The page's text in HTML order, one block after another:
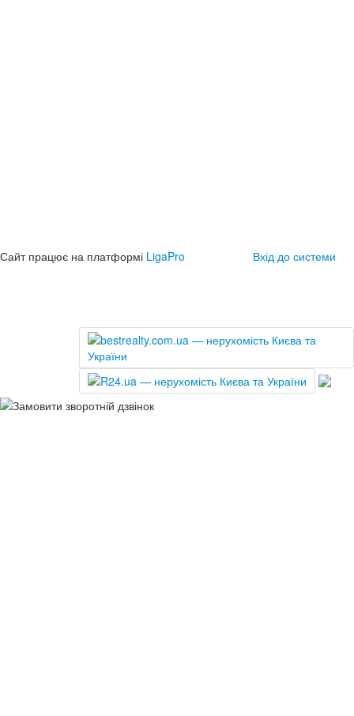
Сайт працює на платформі LigaPro Вхід до системи